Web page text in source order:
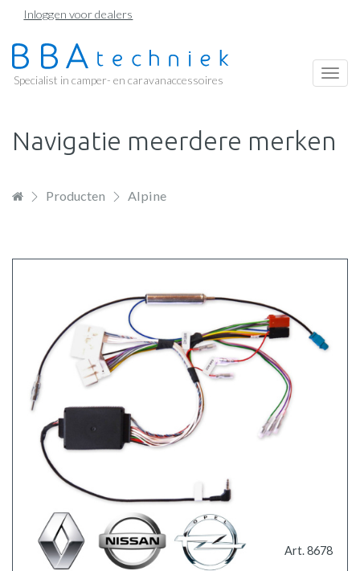
Overslaan
naar
de
Inloggen voor dealers
Specialist in camper- en caravanaccessoires
Navigatie meerdere merken
Producten Alpine
Art. 8678